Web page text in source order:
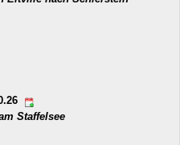
Staffelsee